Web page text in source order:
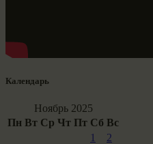
Календарь
Ноябрь 2025
Пн Вт Ср Чт Пт Сб Вс
1
2